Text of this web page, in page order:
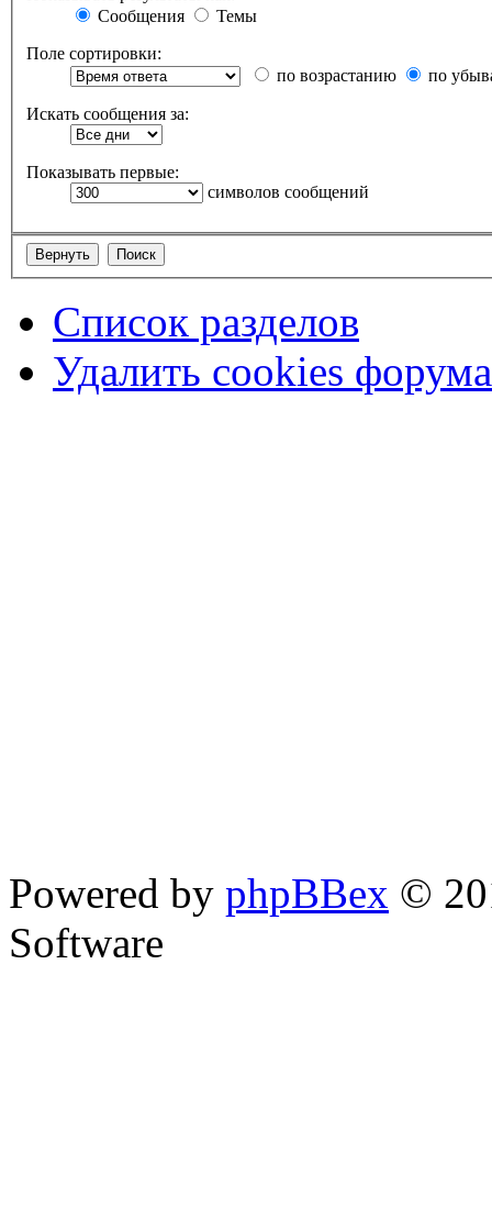
Сообщения
Темы
Поле сортировки:
по возрастанию
по
Искать сообщения за:
Показывать первые:
символов сообщений
Список разделов
Удалить cookies форума
Powered by phpBBex ©
Software